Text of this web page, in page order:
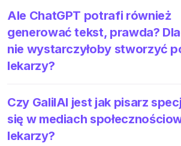
Ale ChatGPT potrafi również
generować tekst, prawda?
nie wystarczyłoby stworzyć
lekarzy?
Czy GalilAI jest jak pisarz
się w mediach
lekarzy?